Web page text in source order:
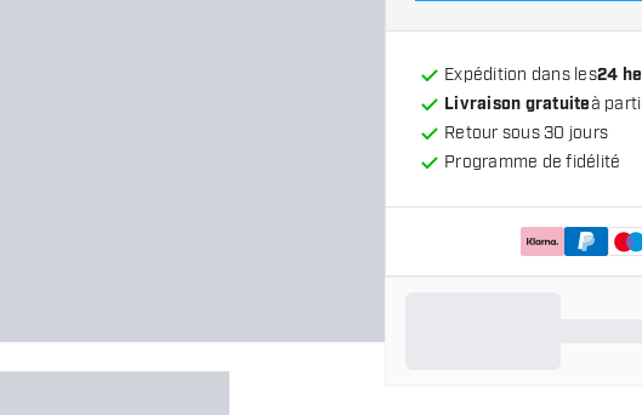
Expédition dans les24
Livraison gratuiteà
Retour sous 30 jours
Programme de fidélité